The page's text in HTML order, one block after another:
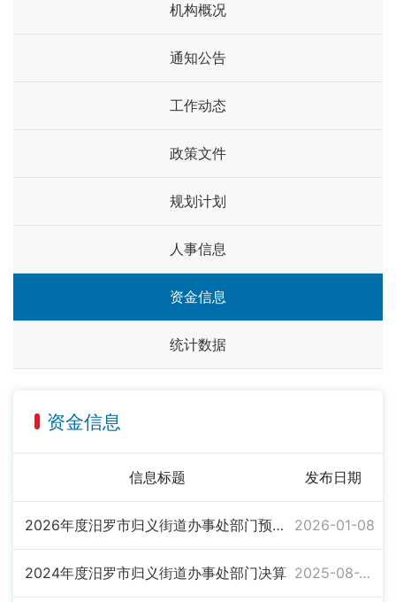
机构概况
通知公告
工作动态
政策文件
规划计划
人事信息
资金信息
统计数据
资金信息
信息标题 发布日期
2026年度汨罗市归义街道办事处部门预算公开 2026-01-08
2024年度汨罗市归义街道办事处部门决算 2025-08-26